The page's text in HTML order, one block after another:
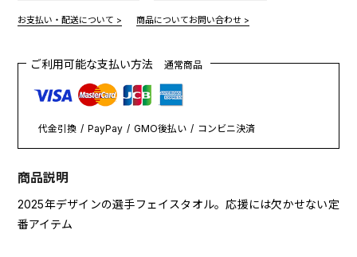
お支払い・配送について > 商品についてお問い合わせ >
ご利用可能な支払い方法通常商品
代金引換 PayPay GMO後払い コンビニ決済
商品説明
2025年デザインの選手フェイスタオル。応援には欠かせない定
番アイテム